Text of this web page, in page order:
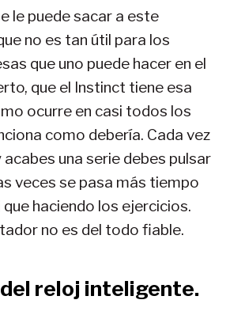
le puede sacar a este
no es tan útil para los
que uno puede hacer en el
que el Instinct tiene esa
ocurre en casi todos los
como debería. Cada vez
una serie debes pulsar
veces se pasa más tiempo
haciendo los ejercicios.
no es del todo fiable.
reloj inteligente.